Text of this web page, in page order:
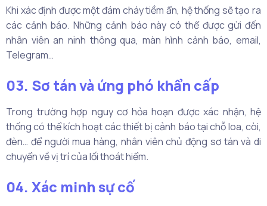
Khi xác định được một đám cháy tiềm ẩn, hệ thống sẽ tạo ra
các cảnh báo. Những cảnh báo này có thể được gửi đến
nhân viên an ninh thông qua, màn hình cảnh báo, email,
Telegram…
03. Sơ tán và ứng phó khẩn cấp
Trong trường hợp nguy cơ hỏa hoạn được xác nhận, hệ
thống có thể kích hoạt các thiết bị cảnh báo tại chỗ loa, còi,
đèn… để người mua hàng, nhân viên chủ động sơ tán và di
chuyển về vị trí của lối thoát hiểm.
04. Xác minh sự cố